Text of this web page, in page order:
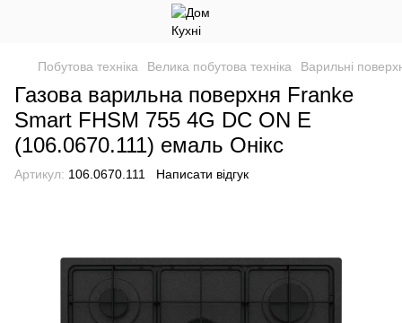
Побутова техніка Велика побутова техніка Варильні
Газова варильна поверхня Franke
Smart FHSM 755 4G DC ON E
(106.0670.111) емаль Онікс
Артикул: 106.0670.111 Написати відгук